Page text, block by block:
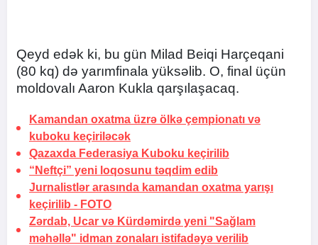
Qeyd edək ki, bu gün Milad Beiqi Harçeqani
(80 kq) də yarımfinala yüksəlib. O, final üçün
moldovalı Aaron Kukla qarşılaşacaq.
Kamandan oxatma üzrə ölkə çempionatı və
kuboku keçiriləcək
Qazaxda Federasiya Kuboku keçirilib
“Neftçi” yeni loqosunu təqdim edib
Jurnalistlər arasında kamandan oxatma yarışı
keçirilib - FOTO
Zərdab, Ucar və Kürdəmirdə yeni "Sağlam
məhəllə" idman zonaları istifadəyə verilib